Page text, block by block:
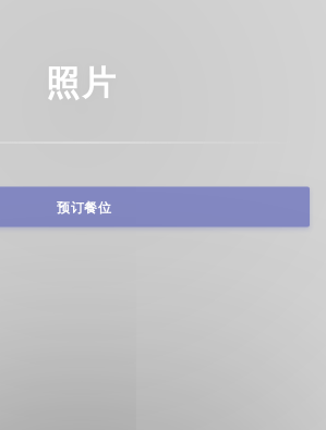
照片
预订餐位